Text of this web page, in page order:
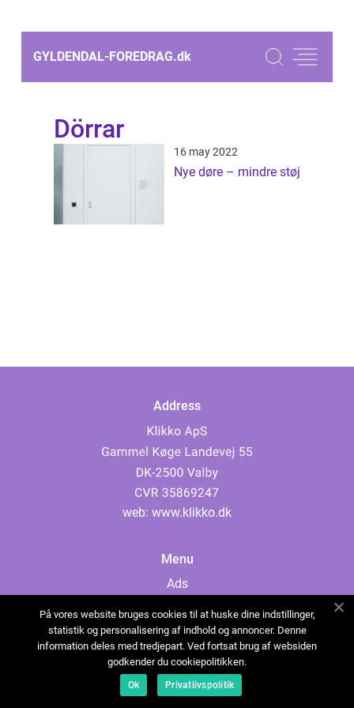
GYLDENDAL-FOREDRAG.dk
Dörrar
16 may 2022
Nye døre – mindre støj
Address
web: www.klikko.dk
Menu
Ads
Cookies
Contact
Sitemap
På vores website bruges cookies til at huske dine indstillinger,
statistik og personalisering af indhold og annoncer. Denne
information deles med tredjepart. Ved fortsat brug af websiden
godkender du cookiepolitikken.
Ok Privatlivspolitik